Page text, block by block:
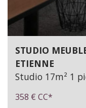
STUDIO
ETIENNE
Studio 17m² 1
358 € CC*